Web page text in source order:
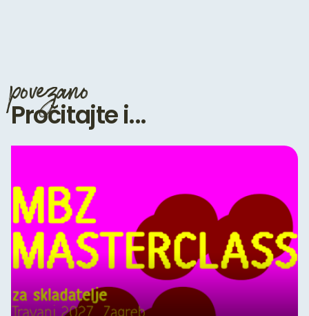
povezano
Pročitajte i...